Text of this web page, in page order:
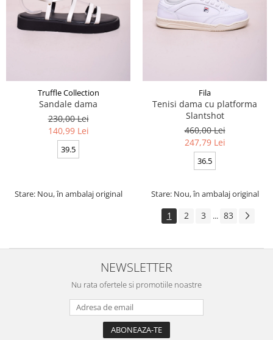
Truffle Collection
Sandale dama
230,00 Lei
140,99 Lei
39.5
Stare: Nou, în ambalaj original
Fila
Tenisi dama cu platforma
Slantshot
460,00 Lei
247,79 Lei
36.5
Stare: Nou, în ambalaj original
1 2 3 ... 83
NEWSLETTER
Nu rata ofertele si promotiile noastre